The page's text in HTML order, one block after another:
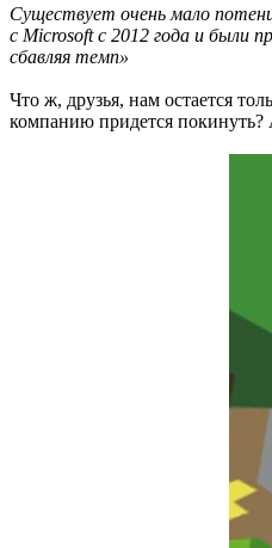
Существует очень мало
с Microsoft с 2012 года и были
сбавляя темп»
Что ж, друзья, нам остается
компанию придется покинуть?